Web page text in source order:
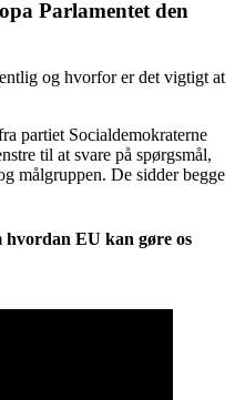
Parlamentet den
og hvorfor er det vigtigt at
partiet Socialdemokraterne
til at svare på spørgsmål,
målgruppen. De sidder begge
EU kan gøre os